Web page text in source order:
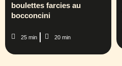
boulettes farcies au
bocconcini
25 min 20 min